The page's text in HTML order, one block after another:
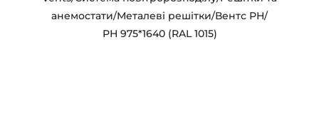
анемостати/Металеві решітки/Вентс РН/
РН 975*1640 (RAL 1015)